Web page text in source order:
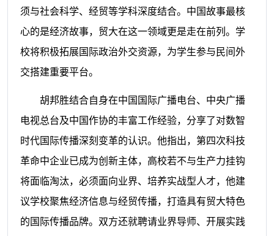
须与社会科学、经贸等学科深度结合。中国故事最核
心的是经济故事，贸大在这一领域更是走在前列。学
校将积极拓展国际政治外交资源，为学生参与民间外
交搭建重要平台。
胡邦胜结合自身在中国国际广播电台、中央广播
电视总台及中国作协的丰富工作经验，分享了对数智
时代国际传播深刻变革的认识。他指出，第四次科技
革命中企业已成为创新主体，高校若不与生产力挂钩
将面临淘汰，必须面向业界、培养实战型人才，他建
议学校聚焦经济信息与经贸传播，打造具有贸大特色
的国际传播品牌。双方还就聘请业界导师、开展实践